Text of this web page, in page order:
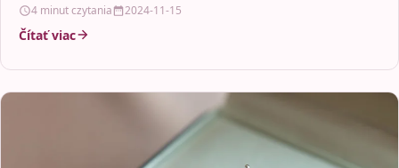
4 minut czytania 2024-11-15
Čítať viac